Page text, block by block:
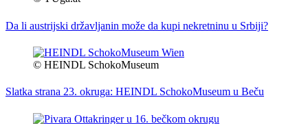
Da li austrijski državljanin može da kupi nekretninu u Srbiji?
© HEINDL SchokoMuseum
Slatka strana 23. okruga: HEINDL SchokoMuseum u Beču